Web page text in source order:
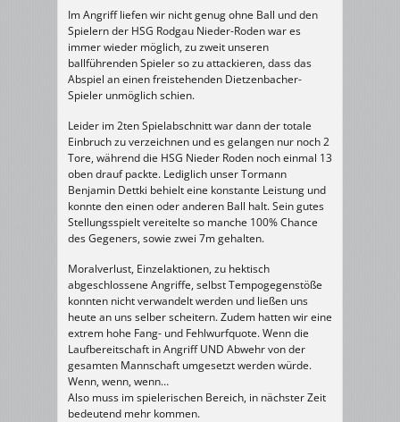
Im Angriff liefen wir nicht genug ohne Ball und den
Spielern der HSG Rodgau Nieder-Roden war es
immer wieder möglich, zu zweit unseren
ballführenden Spieler so zu attackieren, dass das
Abspiel an einen freistehenden Dietzenbacher-
Spieler unmöglich schien.
Leider im 2ten Spielabschnitt war dann der totale
Einbruch zu verzeichnen und es gelangen nur noch 2
Tore, während die HSG Nieder Roden noch einmal 13
oben drauf packte. Lediglich unser Tormann
Benjamin Dettki behielt eine konstante Leistung und
konnte den einen oder anderen Ball halt. Sein gutes
Stellungsspielt vereitelte so manche 100% Chance
des Gegeners, sowie zwei 7m gehalten.
Moralverlust, Einzelaktionen, zu hektisch
abgeschlossene Angriffe, selbst Tempogegenstöße
konnten nicht verwandelt werden und ließen uns
heute an uns selber scheitern. Zudem hatten wir eine
extrem hohe Fang- und Fehlwurfquote. Wenn die
Laufbereitschaft in Angriff UND Abwehr von der
gesamten Mannschaft umgesetzt werden würde.
Wenn, wenn, wenn…
Also muss im spielerischen Bereich, in nächster Zeit
bedeutend mehr kommen.